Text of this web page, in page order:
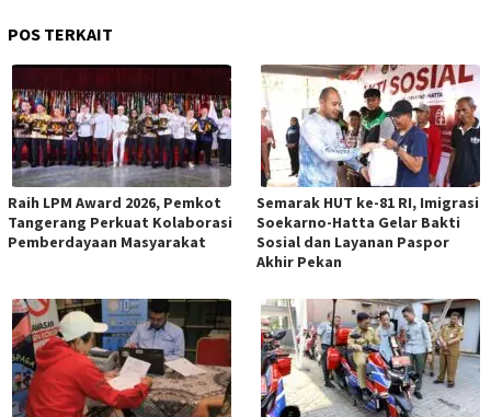
POS TERKAIT
Raih LPM Award 2026, Pemkot
Tangerang Perkuat Kolaborasi
Pemberdayaan Masyarakat
Semarak HUT ke-81 RI, Imigrasi
Soekarno-Hatta Gelar Bakti
Sosial dan Layanan Paspor
Akhir Pekan